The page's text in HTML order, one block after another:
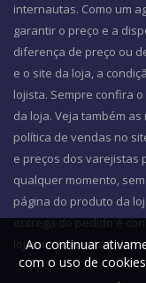
internautas. Como um
garantir o preço e a
diferença de preço ou
e o site da loja, a
lojista. Sempre confira
da loja. Veja também
política de vendas no
e preços dos varejistas
qualquer momento,
página do produto da
entrega do pedido é
lojista e não está sob o
Ao continuar
com o uso de